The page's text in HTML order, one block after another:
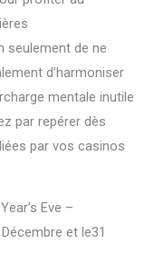
seulement de ne
d’harmoniser
mentale inutile
par repérer dès
par vos casinos
Eve –
et le31